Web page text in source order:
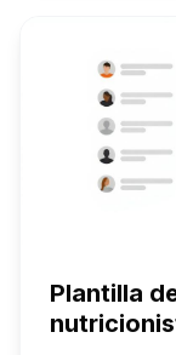
Plantilla